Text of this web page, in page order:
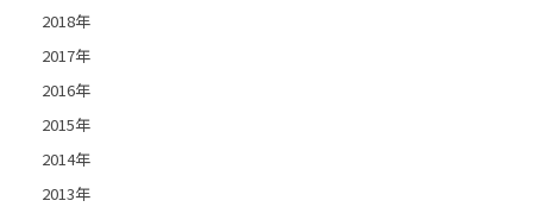
2018年
2017年
2016年
2015年
2014年
2013年